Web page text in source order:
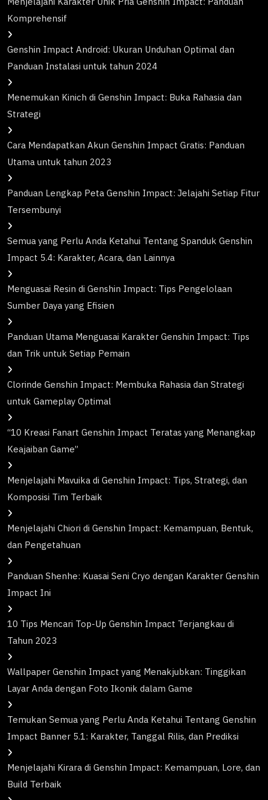
Komprehensif
Genshin Impact Android: Ukuran Unduhan Optimal dan
Panduan Instalasi untuk tahun 2024
Menemukan Kinich di Genshin Impact: Buka Rahasia dan
Strategi
Cara Mendapatkan Akun Genshin Impact Gratis: Panduan
Utama untuk tahun 2023
Panduan Lengkap Peta Genshin Impact: Jelajahi Setiap Fitur
Tersembunyi
Semua yang Perlu Anda Ketahui Tentang Spanduk Genshin
Impact 5.4: Karakter, Acara, dan Lainnya
Menguasai Resin di Genshin Impact: Tips Pengelolaan
Sumber Daya yang Efisien
Panduan Utama Menguasai Karakter Genshin Impact: Tips
dan Trik untuk Setiap Pemain
Clorinde Genshin Impact: Membuka Rahasia dan Strategi
untuk Gameplay Optimal
“10 Kreasi Fanart Genshin Impact Teratas yang Menangkap
Keajaiban Game”
Menjelajahi Mavuika di Genshin Impact: Tips, Strategi, dan
Komposisi Tim Terbaik
Menjelajahi Chiori di Genshin Impact: Kemampuan, Bentuk,
dan Pengetahuan
Panduan Shenhe: Kuasai Seni Cryo dengan Karakter Genshin
Impact Ini
10 Tips Mencari Top-Up Genshin Impact Terjangkau di
Tahun 2023
Wallpaper Genshin Impact yang Menakjubkan: Tinggikan
Layar Anda dengan Foto Ikonik dalam Game
Temukan Semua yang Perlu Anda Ketahui Tentang Genshin
Impact Banner 5.1: Karakter, Tanggal Rilis, dan Prediksi
Menjelajahi Kirara di Genshin Impact: Kemampuan, Lore, dan
Build Terbaik